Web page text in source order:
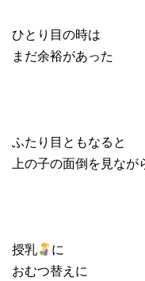
ひとり目の時は
まだ余裕があった
ふたり目ともなると
上の子の面倒を見なが
授乳
に
おむつ替えに